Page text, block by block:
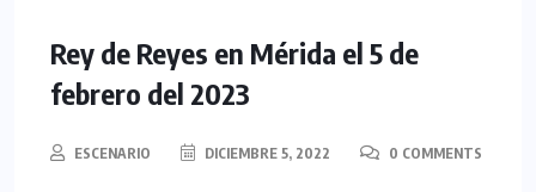
Rey de Reyes en Mérida el 5 de
febrero del 2023
ESCENARIO DICIEMBRE 5, 2022 0 COMMENTS